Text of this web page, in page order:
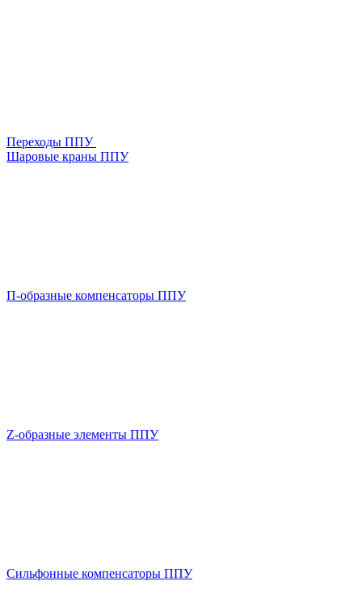
Переходы ППУ
Шаровые краны ППУ
П-образные компенсаторы ППУ
Z-образные элементы ППУ
Сильфонные компенсаторы ППУ